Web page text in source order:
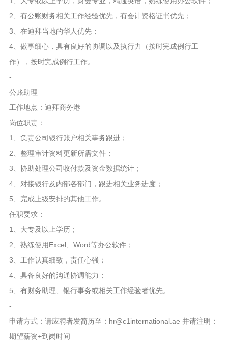
2、有公账财务相关工作经验优先，有会计资格证书优先；
3、在迪拜当地的华人优先；
4、做事细心，具有良好的协调以及执行力（按时完成例行工
作），按时完成例行工作。
-
公账助理
工作地点：迪拜商务港
岗位职责：
1、负责公司银行账户相关事务跟进；
2、整理审计资料更新所需文件；
3、协助处理公司收付款及资金数据统计；
4、对接银行及内部各部门，跟进相关业务进度；
5、完成上级安排的其他工作。
任职要求：
1、大专及以上学历；
2、熟练使用Excel、Word等办公软件；
3、工作认真细致，责任心强；
4、具备良好的沟通协调能力；
5、有财务助理、银行事务或相关工作经验者优先。
-
申请方式：请应聘者发简历至：hr@c1international.ae 并请注明：
期望薪资+到岗时间